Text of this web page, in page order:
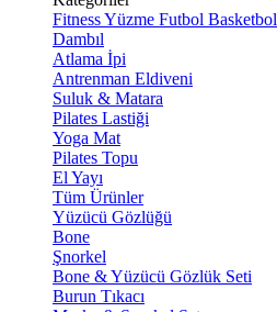
FitnessYüzme Futbol Basketbol
Dambıl
Atlama İpi
Antrenman Eldiveni
Suluk & Matara
Pilates Lastiği
Yoga Mat
Pilates Topu
El Yayı
Tüm Ürünler
Yüzücü Gözlüğü
Bone
Şnorkel
Bone & Yüzücü Gözlük Seti
Burun Tıkacı